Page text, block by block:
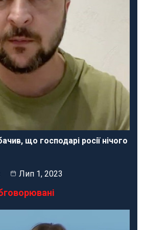
що господарі росії нічого
Лип 1, 2023